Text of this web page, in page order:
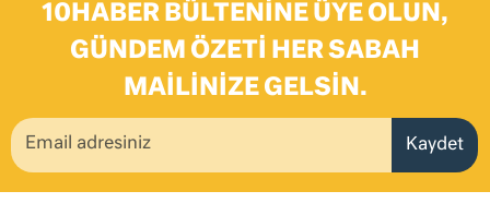
10HABER BÜLTENINE ÜYE OLUN,
GÜNDEM ÖZETI HER SABAH
MAILINIZE GELSIN.
Kaydet